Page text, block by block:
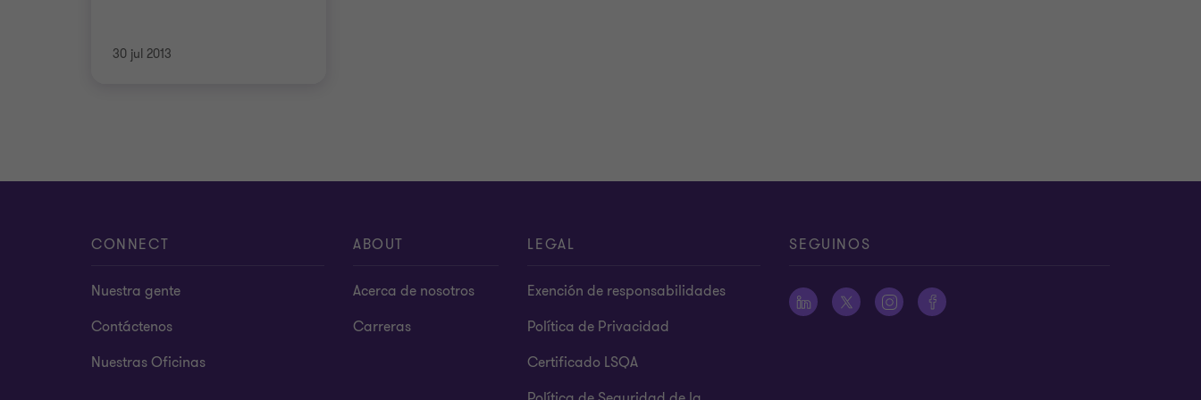
30 jul 2013
CONNECT
Nuestra gente
Contáctenos
Nuestras Oficinas
ABOUT
Acerca de nosotros
Carreras
LEGAL
Exención de responsabilidades
Política de Privacidad
Certificado LSQA
SEGUINOS